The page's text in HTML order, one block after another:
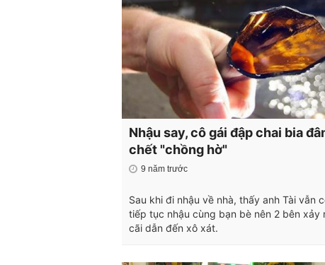
Nhậu say, cô gái đập chai bia
chết "chồng hờ"
9 năm trước
Sau khi đi nhậu về nhà, thấy anh Tài vẫn
tiếp tục nhậu cùng bạn bè nên 2 bên xảy
cãi dẫn đến xô xát.